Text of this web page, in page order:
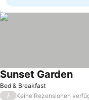
Bed & Breakfast
Sunset Garden
/ Keine Rezensionen